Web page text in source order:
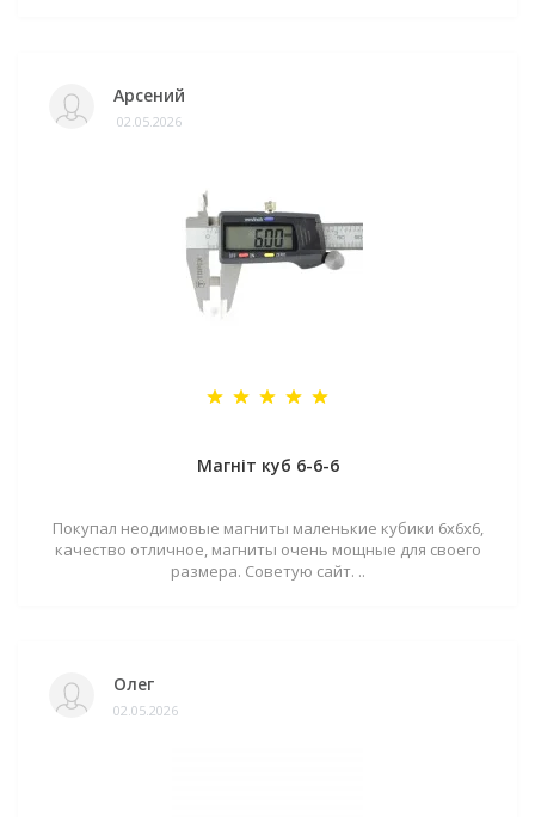
Арсений
02.05.2026
Магніт куб 6-6-6
Покупал неодимовые магниты маленькие кубики 6х6х6,
качество отличное, магниты очень мощные для своего
размера. Советую сайт. ..
Олег
02.05.2026